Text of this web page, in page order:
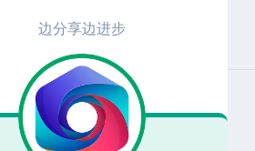
边分享边进步